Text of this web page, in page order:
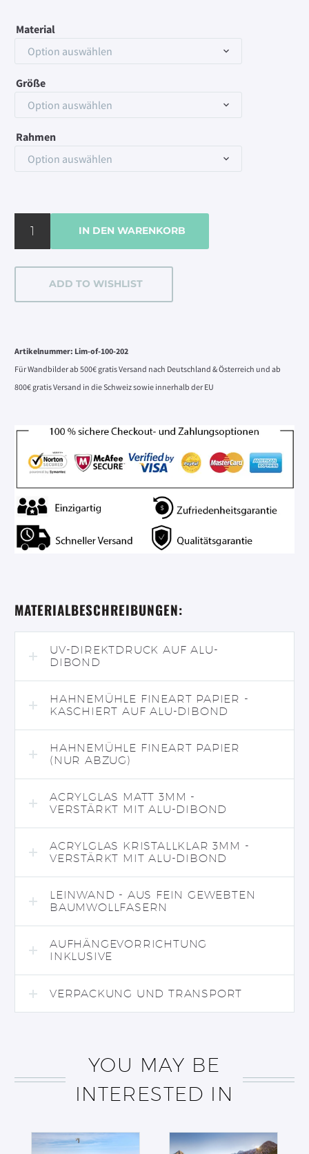
Material
Option auswählen
Größe
Option auswählen
Rahmen
Option auswählen
hillside
Menge
IN DEN WARENKORB
ADD TO WISHLIST
Artikelnummer: Lim-of-100-202
Für Wandbilder ab 500€ gratis Versand nach Deutschland & Österreich und ab
800€ gratis Versand in die Schweiz sowie innerhalb der EU
MATERIALBESCHREIBUNGEN:
UV-DIREKTDRUCK AUF ALU-
DIBOND
HAHNEMÜHLE FINEART PAPIER -
KASCHIERT AUF ALU-DIBOND
HAHNEMÜHLE FINEART PAPIER
(NUR ABZUG)
ACRYLGLAS MATT 3MM -
VERSTÄRKT MIT ALU-DIBOND
ACRYLGLAS KRISTALLKLAR 3MM -
VERSTÄRKT MIT ALU-DIBOND
LEINWAND - AUS FEIN GEWEBTEN
BAUMWOLLFASERN
AUFHÄNGEVORRICHTUNG
INKLUSIVE
VERPACKUNG UND TRANSPORT
YOU MAY BE
INTERESTED IN